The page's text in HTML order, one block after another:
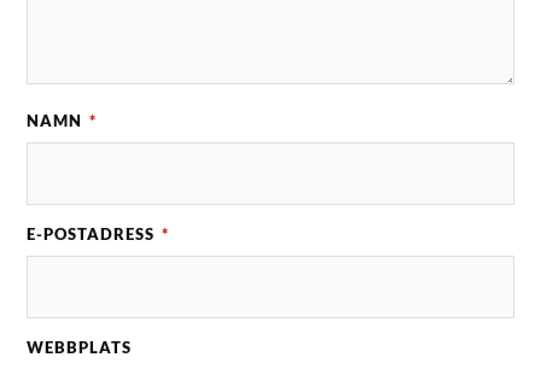
NAMN *
E-POSTADRESS *
WEBBPLATS